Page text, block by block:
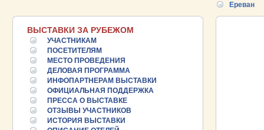
ВЫСТАВКИ ЗА РУБЕЖОМ
УЧАСТНИКАМ
ПОСЕТИТЕЛЯМ
МЕСТО ПРОВЕДЕНИЯ
ДЕЛОВАЯ ПРОГРАММА
ИНФОПАРТНЕРАМ ВЫСТАВКИ
ОФИЦИАЛЬНАЯ ПОДДЕРЖКА
ПРЕССА О ВЫСТАВКЕ
ОТЗЫВЫ УЧАСТНИКОВ
ИСТОРИЯ ВЫСТАВКИ
25.06.2026 ::Пост-релиз
25.06.2026 ::Деловая программа EXPO EURASIA
Ереван